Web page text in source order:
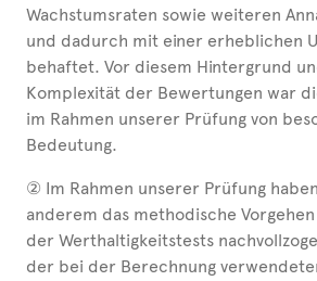
Wachstumsraten sowie weiteren
und dadurch mit einer erheblichen
behaftet. Vor diesem Hintergrund
Komplexität der Bewertungen war
im Rahmen unserer Prüfung von
Bedeutung.
② Im Rahmen unserer Prüfung
anderem das methodische
der Werthaltigkeitstests
der bei der Berechnung